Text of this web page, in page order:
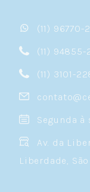
(11) 96770-
(11) 94855-
(11) 3101-
Segunda à
Av. da
Liberdade, São